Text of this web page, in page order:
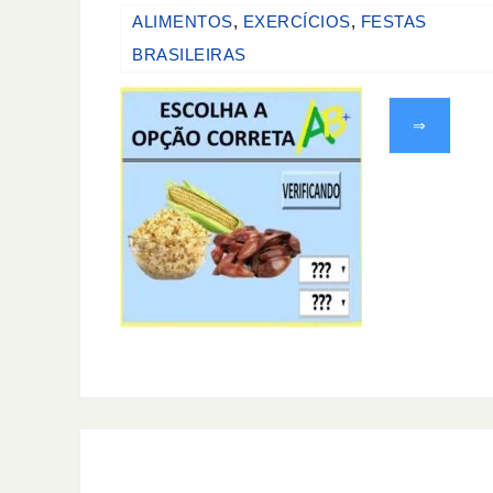
ALIMENTOS, EXERCÍCIOS, FESTAS
BRASILEIRAS
⇒